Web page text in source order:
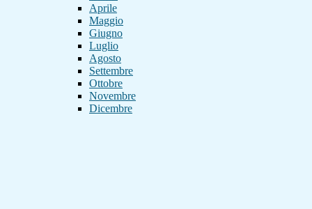
Aprile
Maggio
Giugno
Luglio
Agosto
Settembre
Ottobre
Novembre
Dicembre